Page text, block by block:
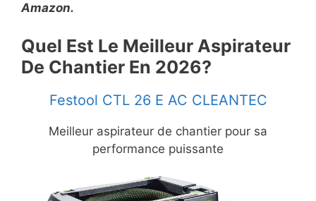
Amazon.
Quel Est Le Meilleur Aspirateur
De Chantier En 2026?
Festool CTL 26 E AC CLEANTEC
Meilleur aspirateur de chantier pour sa
performance puissante